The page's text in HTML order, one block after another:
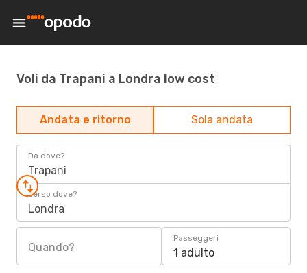
Voli da Trapani a Londra low cost
Andata e ritorno Sola andata
Da dove?
Trapani
Verso dove?
Londra
Quando?
Passeggeri
1 adulto